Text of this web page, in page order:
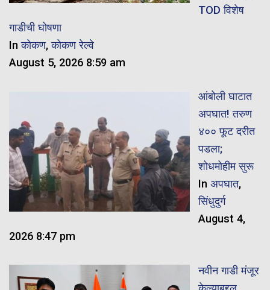
TOD विशेष
गाडीची घोषणा
Inकोकण,कोकण रेल्वे
August 5, 2026 8:59 am
आंबोली घाटात
अपघात! तरुण
४०० फूट दरीत
पडला;
शोधमोहीम सुरू
In अपघात,
सिंधुदुर्ग
August 4,
2026 8:47 pm
नवीन गाडी मंजूर